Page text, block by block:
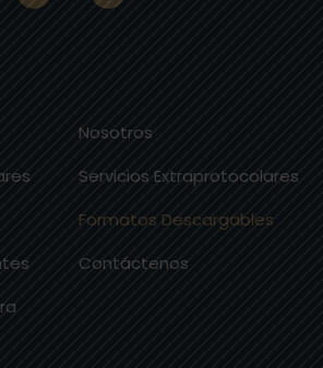
Nosotros
Servicios Extraprotocolares
Formatos Descargables
Contáctenos